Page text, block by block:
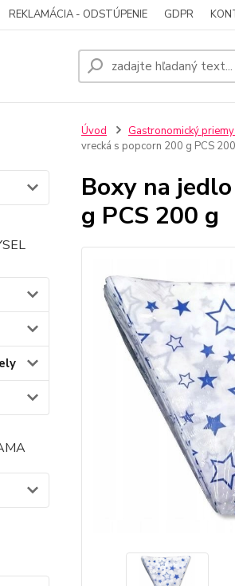
REKLAMÁCIA - ODSTÚPENIE GDPR
Úvod Gastronomický
vrecká s popcorn 200 g PCS
Boxy na
g PCS 200 g